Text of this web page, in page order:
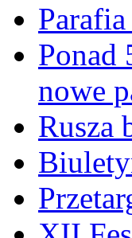
Ponad
nowe
Rusza